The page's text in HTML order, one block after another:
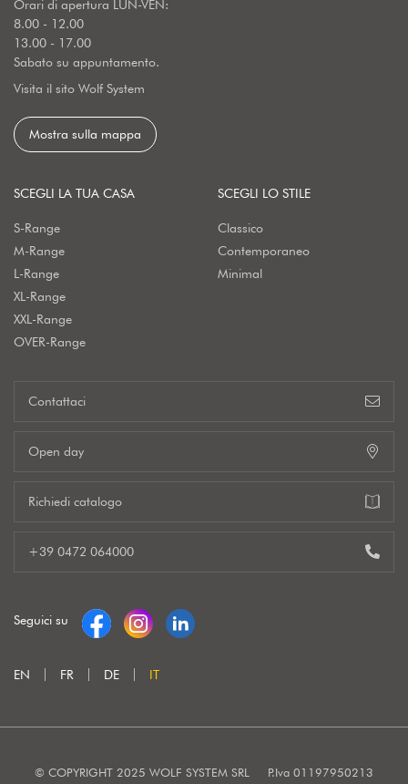
Orari di apertura LUN-VEN:
8.00 - 12.00
13.00 - 17.00
Sabato su appuntamento.
Visita il sito Wolf System
Mostra sulla mappa
SCEGLI LA TUA CASA
S-Range
M-Range
L-Range
XL-Range
XXL-Range
OVER-Range
SCEGLI LO STILE
Classico
Contemporaneo
Minimal
Contattaci
Open day
Richiedi catalogo
+39 0472 064000
Seguici su
EN FR DE IT
© COPYRIGHT 2025 WOLF SYSTEM SRL
P.Iva 01197950213